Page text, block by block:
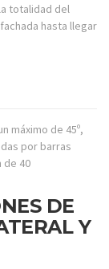
totalidad del
hasta llegar
máximo de 45º,
por barras
de 40
DE
Y